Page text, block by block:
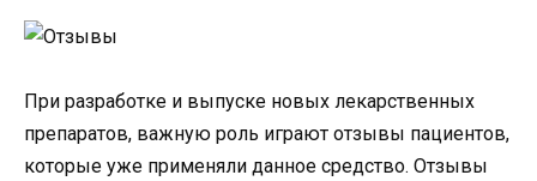
При разработке и выпуске новых лекарственных
препаратов, важную роль играют отзывы пациентов,
которые уже применяли данное средство. Отзывы